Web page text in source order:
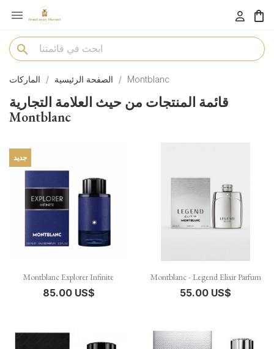
menu 
search
الصفحة الرئيسية الماركات Montblanc
قائمة المنتجات من حيث العلامة التجارية
Montblanc
Montblanc Explorer Infinite
85.00 US$
جديد
Montblanc - Legend Elixir Parfum
55.00 US$